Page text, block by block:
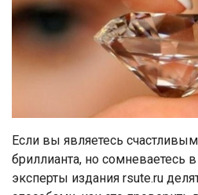
Если вы являетесь
бриллианта, но сомневаетесь
эксперты издания rsute.ru